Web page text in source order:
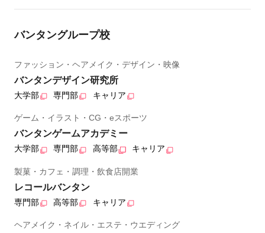
バンタングループ校
ファッション・ヘアメイク・デザイン・映像
バンタンデザイン研究所
大学部 専門部 キャリア
ゲーム・イラスト・CG・eスポーツ
バンタンゲームアカデミー
大学部 専門部 高等部 キャリア
製菓・カフェ・調理・飲食店開業
レコールバンタン
専門部 高等部 キャリア
ヘアメイク・ネイル・エステ・ウエディング